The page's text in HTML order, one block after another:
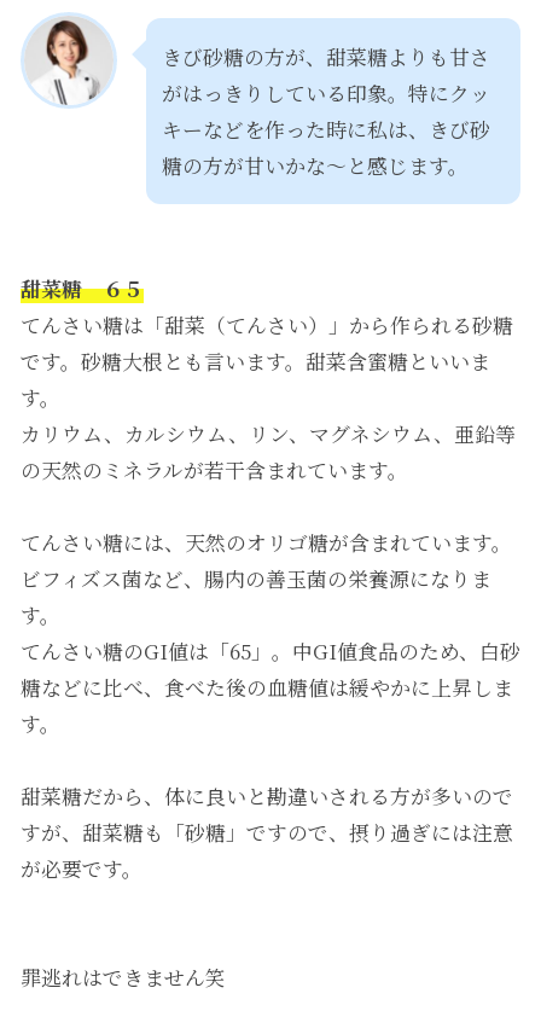
きび砂糖の方が、甜菜糖よりも甘さ
がはっきりしている印象。特にクッ
キーなどを作った時に私は、きび砂
糖の方が甘いかな〜と感じます。
甜菜糖 ６５
てんさい糖は「甜菜（てんさい）」から作られる砂糖
です。砂糖大根とも言います。甜菜含蜜糖といいま
す。
カリウム、カルシウム、リン、マグネシウム、亜鉛等
の天然のミネラルが若干含まれています。
てんさい糖には、天然のオリゴ糖が含まれています。
ビフィズス菌など、腸内の善玉菌の栄養源になりま
す。
てんさい糖のGI値は「65」。中GI値食品のため、白砂
糖などに比べ、食べた後の血糖値は緩やかに上昇しま
す。
甜菜糖だから、体に良いと勘違いされる方が多いので
すが、甜菜糖も「砂糖」ですので、摂り過ぎには注意
が必要です。
罪逃れはできません笑